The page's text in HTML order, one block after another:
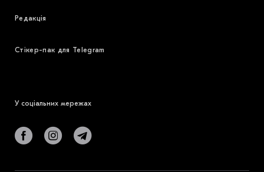
Редакція
Стікер-пак для Telegram
У соціальних мережах